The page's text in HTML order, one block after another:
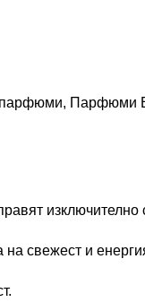
, Парфюми
изключително
свежест и